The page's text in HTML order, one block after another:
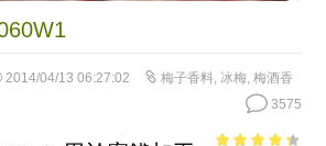
2014/04/13 06:27:02 梅子香料, 冰梅, 梅酒香
3575